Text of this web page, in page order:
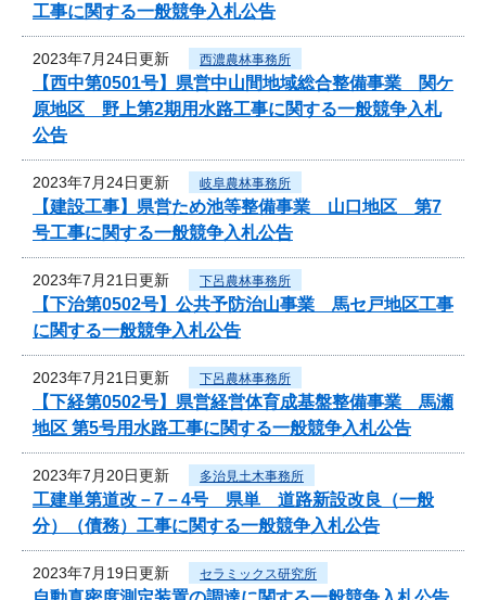
工事に関する一般競争入札公告
2023年7月24日更新 西濃農林事務所
【西中第0501号】県営中山間地域総合整備事業 関ケ
原地区 野上第2期用水路工事に関する一般競争入札
公告
2023年7月24日更新 岐阜農林事務所
【建設工事】県営ため池等整備事業 山口地区 第7
号工事に関する一般競争入札公告
2023年7月21日更新 下呂農林事務所
【下治第0502号】公共予防治山事業 馬セ戸地区工事
に関する一般競争入札公告
2023年7月21日更新 下呂農林事務所
【下経第0502号】県営経営体育成基盤整備事業 馬瀬
地区 第5号用水路工事に関する一般競争入札公告
2023年7月20日更新 多治見土木事務所
工建単第道改－7－4号 県単 道路新設改良（一般
分）（債務）工事に関する一般競争入札公告
2023年7月19日更新 セラミックス研究所